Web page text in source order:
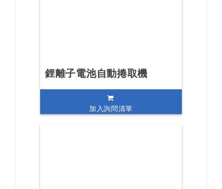
鋰離子電池自動捲取機
加入詢問清單